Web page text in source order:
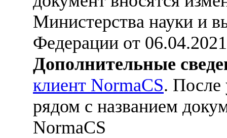
Министерства науки и
Федерации от
Дополнительные
клиент NormaCS. После
рядом с названием
NormaCS